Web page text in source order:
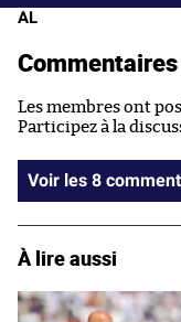
AL
Commentaires
Les membres ont
Participez à la
Voir les 8
À lire aussi